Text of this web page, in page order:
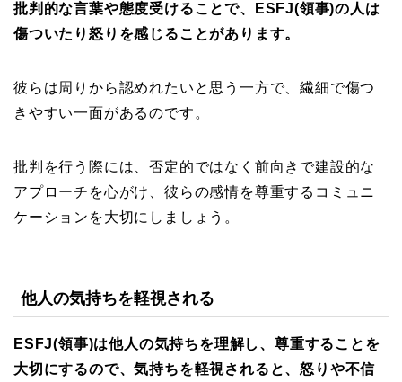
批判的な言葉や態度受けることで、ESFJ(領事)の人は
傷ついたり怒りを感じることがあります。
彼らは周りから認めれたいと思う一方で、繊細で傷つ
きやすい一面があるのです。
批判を行う際には、否定的ではなく前向きで建設的な
アプローチを心がけ、彼らの感情を尊重するコミュニ
ケーションを大切にしましょう。
他人の気持ちを軽視される
ESFJ(領事)は他人の気持ちを理解し、尊重することを
大切にするので、気持ちを軽視されると、怒りや不信